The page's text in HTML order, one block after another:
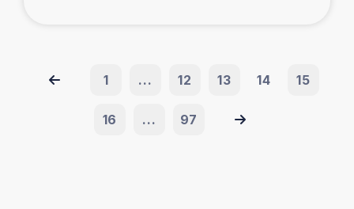
1 ... 12 13 14 15
16 ... 97